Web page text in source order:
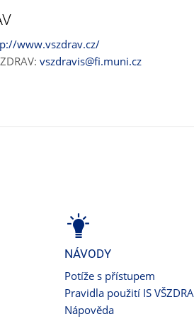
www.vszdrav.cz/
vszdravis@fi.muni.cz
NÁVODY
Potíže s přístupem
Pravidla použití IS
Nápověda